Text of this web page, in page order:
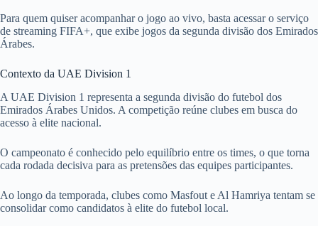
Para quem quiser acompanhar o jogo ao vivo, basta acessar o serviço
de streaming FIFA+, que exibe jogos da segunda divisão dos Emirados
Árabes.
Contexto da UAE Division 1
A UAE Division 1 representa a segunda divisão do futebol dos
Emirados Árabes Unidos. A competição reúne clubes em busca do
acesso à elite nacional.
O campeonato é conhecido pelo equilíbrio entre os times, o que torna
cada rodada decisiva para as pretensões das equipes participantes.
Ao longo da temporada, clubes como Masfout e Al Hamriya tentam se
consolidar como candidatos à elite do futebol local.